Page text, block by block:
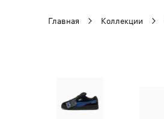
Главная Коллекции